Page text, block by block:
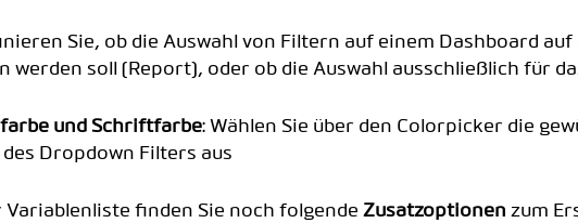
Sie, ob die Auswahl von Filtern auf einem Dashboard
werden soll (Report), oder ob die Auswahl ausschließlich für
und Schriftfarbe: Wählen Sie über den Colorpicker die
Dropdown Filters aus
Variablenliste finden Sie noch folgende Zusatzoptionen zum